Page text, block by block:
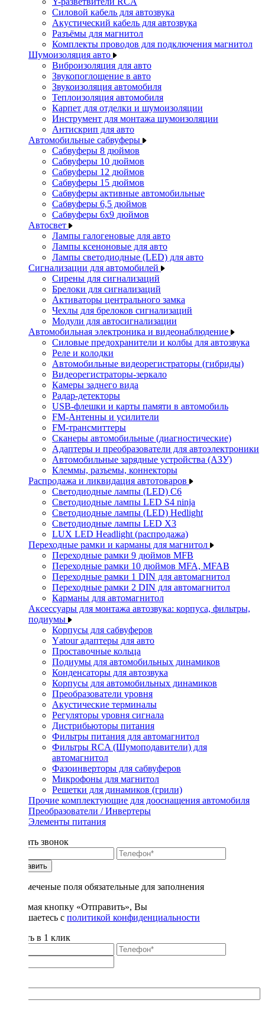
Силовой кабель для автозвука
Акустический кабель для автозвука
Разъёмы для магнитол
Комплекты проводов для подключения магнитол
Шумоизоляция авто
Виброизоляция для авто
Звукопоглощение в авто
Звукоизоляция автомобиля
Теплоизоляция автомобиля
Карпет для отделки и шумоизоляции
Инструмент для монтажа шумоизоляции
Антискрип для авто
Автомобильные сабвуферы
Сабвуферы 8 дюймов
Сабвуферы 10 дюймов
Сабвуферы 12 дюймов
Сабвуферы 15 дюймов
Сабвуферы активные автомобильные
Сабвуферы 6,5 дюймов
Сабвуферы 6x9 дюймов
Автосвет
Лампы галогеновые для авто
Лампы ксеноновые для авто
Лампы светодиодные (LED) для авто
Сигнализации для автомобилей
Сирены для сигнализаций
Брелоки для сигнализаций
Активаторы центрального замка
Чехлы для брелоков сигнализаций
Модули для автосигнализации
Автомобильная электроника и видеонаблюдение
Силовые предохранители и колбы для автозвука
Реле и колодки
Автомобильные видеорегистраторы (гибриды)
Видеорегистраторы-зеркало
Камеры заднего вида
Радар-детекторы
USB-флешки и карты памяти в автомобиль
FM-Антенны и усилители
FM-трансмиттеры
Сканеры автомобильные (диагностические)
Адаптеры и преобразователи для автоэлектроники
Автомобильные зарядные устройства (АЗУ)
Клеммы, разъемы, коннекторы
Распродажа и ликвидация автотоваров
Светодиодные лампы (LED) C6
Светодиодные лампы LED S4 ninja
Светодиодные лампы (LED) Hedlight
Светодиодные лампы LED X3
LUX LED Headlight (распродажа)
Переходные рамки и карманы для магнитол
Переходные рамки 9 дюймов MFB
Переходные рамки 10 дюймов MFA, MFAB
Переходные рамки 1 DIN для автомагнитол
Переходные рамки 2 DIN для автомагнитол
Карманы для автомагнитол
Аксессуары для монтажа автозвука: корпуса, фильтры,
подиумы
Корпусы для сабвуферов
Yаtour адаптеры для авто
Проставочные кольца
Подиумы для автомобильных динамиков
Конденсаторы для автозвука
Корпусы для автомобильных динамиков
Преобразователи уровня
Акустические терминалы
Регуляторы уровня сигнала
Дистрибьюторы питания
Фильтры питания для автомагнитол
Фильтры RCA (Шумоподавители) для
автомагнитол
Фазоинверторы для сабвуферов
Микрофоны для магнитол
Решетки для динамиков (грили)
Прочие комплектующие для дооснащения автомобиля
Преобразователи / Инвертеры
Элементы питания
Заказать звонок
Отправить
* - отмеченые поля обязательные для заполнения
Нажимая кнопку «Отправить», Вы
соглашаетесь с политикой конфиденциальности
Купить в 1 клик